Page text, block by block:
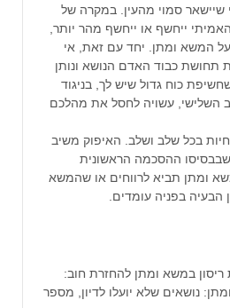
שיישאר סמוי מהעין. במקרה של
ייחשף או ייחשף מהר יותר,
המשא ומתן. יחד עם זאת, אי
תחושת כבוד האדם הנושא ונותן
כוח גדול שיש לך, בניגוד
השלישי, עשויה לחסל את מהלכם
בכל שלב ושלב. האיפוק משיב
ההסכמה הראשונית
ומתן תביא לרווחים או שהמשא
הבעיה בפניה עומדים.
ריסון במשא ומתן להחזרת חוב:
נושאים שלא יועלו לדיון, מספר